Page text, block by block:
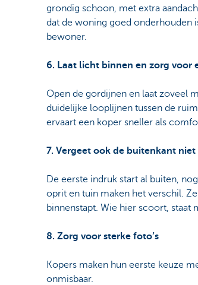
grondig schoon, met extra
dat de woning goed onderhouden
bewoner.
6. Laat licht binnen en zorg voor
Open de gordijnen en laat zoveel
duidelijke looplijnen tussen de
ervaart een koper sneller als
7. Vergeet ook de buitenkant niet
De eerste indruk start al buiten,
oprit en tuin maken het verschil.
binnenstapt. Wie hier scoort, staat
8. Zorg voor sterke foto’s
Kopers maken hun eerste keuze
onmisbaar.